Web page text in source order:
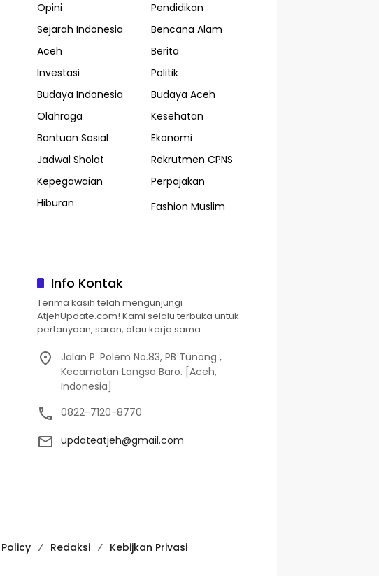
Opini
Pendidikan
Sejarah Indonesia
Bencana Alam
Aceh
Berita
Investasi
Politik
Budaya Indonesia
Budaya Aceh
Olahraga
Kesehatan
Bantuan Sosial
Ekonomi
Jadwal Sholat
Rekrutmen CPNS
Kepegawaian
Perpajakan
Hiburan
Fashion Muslim
Info Kontak
Terima kasih telah mengunjungi
AtjehUpdate.com! Kami selalu terbuka untuk
pertanyaan, saran, atau kerja sama.
Jalan P. Polem No.83, PB Tunong ,
Kecamatan Langsa Baro. [Aceh,
Indonesia]
0822-7120-8770
updateatjeh@gmail.com
Redaksi
Kebijkan Privasi